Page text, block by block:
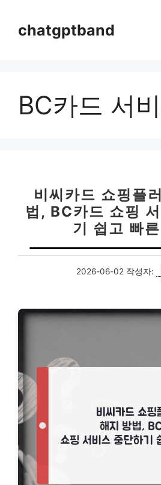
chatgptband
BC카드 서
비씨카드 쇼핑플
법, BC카드 쇼핑
기 쉽고 빠
2026-06-02 작성자: